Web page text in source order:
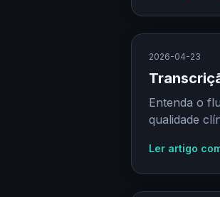
2026-04-23
Entenda o
qualidade
Ler artigo